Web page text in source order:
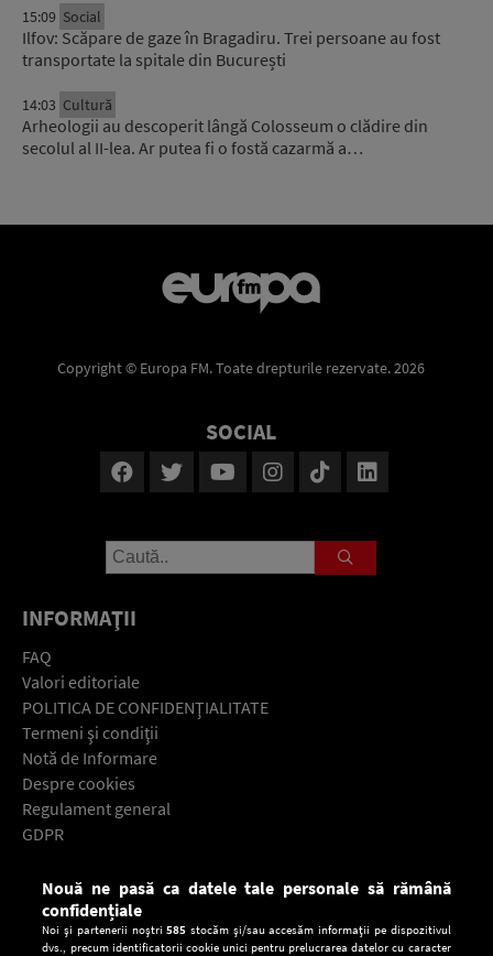
15:09 Social
Ilfov: Scăpare de gaze în Bragadiru. Trei persoane au fost
transportate la spitale din București
14:03 Cultură
Arheologii au descoperit lângă Colosseum o clădire din
secolul al II-lea. Ar putea fi o fostă cazarmă a…
Copyright © Europa FM. Toate drepturile rezervate. 2026
SOCIAL
INFORMAŢII
FAQ
Valori editoriale
POLITICA DE CONFIDENŢIALITATE
Termeni şi condiţii
Notă de Informare
Despre cookies
Regulament general
GDPR
Descarcă gratuit aplicaţia Europa FM pentru smartphone:
Nouă ne pasă ca datele tale personale să rămână
confidențiale
Noi și partenerii noștri585 stocăm și/sau accesăm informații pe dispozitivul
dvs., precum identificatorii cookie unici pentru prelucrarea datelor cu caracter